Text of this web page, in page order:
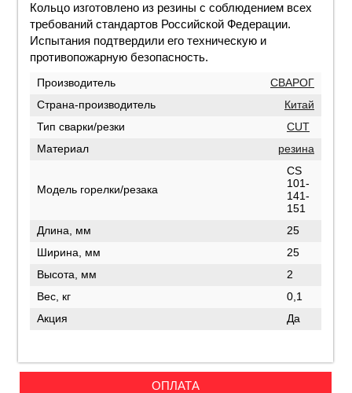
Кольцо изготовлено из резины с соблюдением всех
требований стандартов Российской Федерации.
Испытания подтвердили его техническую и
противопожарную безопасность.
Производитель
СВАРОГ
Страна-производитель
Китай
Тип сварки/резки
CUT
Материал
резина
Модель горелки/резака
CS
101-
141-
151
Длина, мм
25
Ширина, мм
25
Высота, мм
2
Вес, кг
0,1
Акция
Да
ОПЛАТА